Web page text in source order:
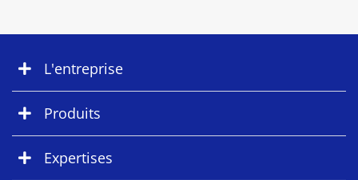
L'entreprise
Produits
Expertises